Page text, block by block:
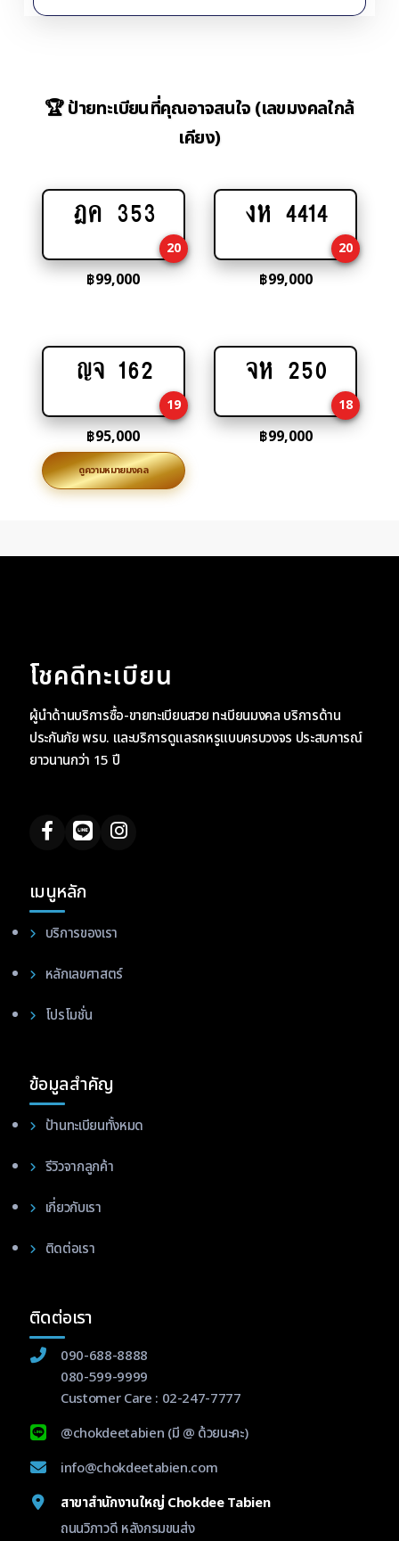
🏆 ป้ายทะเบียนที่คุณอาจสนใจ (เลขมงคลใกล้
เคียง)
Add
cart
ฎค 353
20
฿99,000
Add
cart
งห 4414
20
฿99,000
Add
cart
ญจ 162
19
฿95,000
ดูความหมายมงคล
Add
cart
จห 250
18
฿99,000
โชคดีทะเบียน
ผู้นำด้านบริการซื้อ-ขายทะเบียนสวย ทะเบียนมงคล บริการด้าน
ประกันภัย พรบ. และบริการดูแลรถหรูแบบครบวงจร ประสบการณ์
ยาวนานกว่า 15 ปี
เมนูหลัก
บริการของเรา
หลักเลขศาสตร์
โปรโมชั่น
ข้อมูลสำคัญ
ป้านทะเบียนทั้งหมด
รีวิวจากลูกค้า
เกี่ยวกับเรา
ติดต่อเรา
ติดต่อเรา
090-688-8888
080-599-9999
Customer Care : 02-247-7777
@chokdeetabien (มี @ ด้วยนะคะ)
info@chokdeetabien.com
สาขาสำนักงานใหญ่ Chokdee Tabien
ถนนวิภาวดี หลังกรมขนส่ง